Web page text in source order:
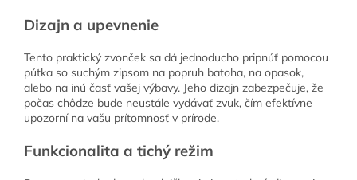
Dizajn a upevnenie
Tento praktický zvonček sa dá jednoducho pripnúť pomocou
pútka so suchým zipsom na popruh batoha, na opasok,
alebo na inú časť vašej výbavy. Jeho dizajn zabezpečuje, že
počas chôdze bude neustále vydávať zvuk, čím efektívne
upozorní na vašu prítomnosť v prírode.
Funkcionalita a tichý režim